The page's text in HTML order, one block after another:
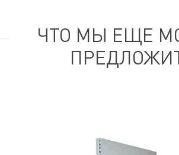
ЧТО МЫ ЕЩЕ